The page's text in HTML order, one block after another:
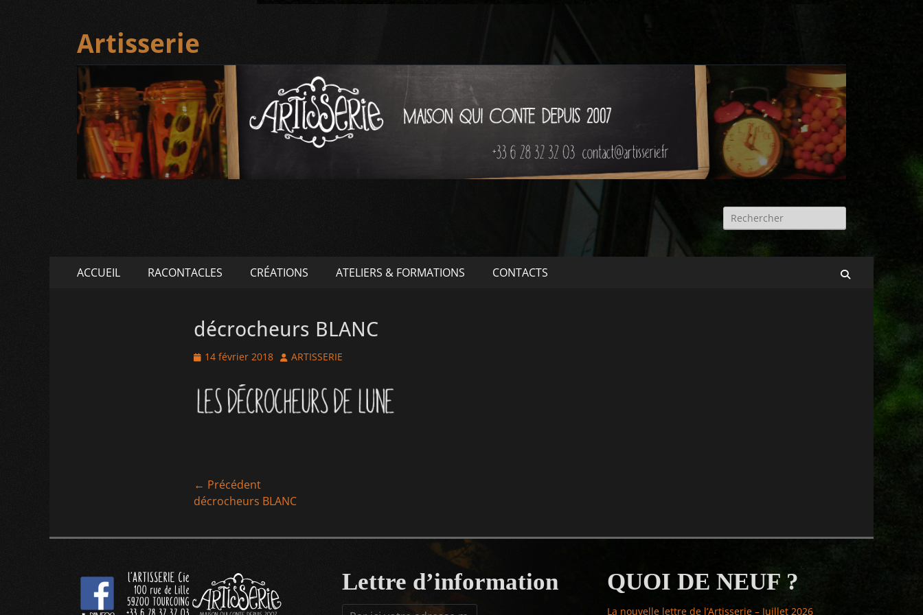
Artisserie
Rechercher :
Menu
ACCUEIL RACONTACLES CRÉATIONS ATELIERS & FORMATIONS CONTACTS
décrocheurs BLANC
Posted
14 février 2018 Author
ARTISSERIE
Navigation
de
l’article
← Précédent
Article
décrocheurs BLANC
Lettre d’information QUOI DE NEUF ?
La nouvelle lettre de l’Artisserie – Juillet 2026